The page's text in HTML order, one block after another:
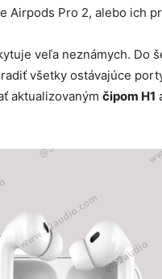
Airpods Pro 2, alebo ich
veľa neznámych. Do
všetky ostávajúce
aktualizovaným čipom H1